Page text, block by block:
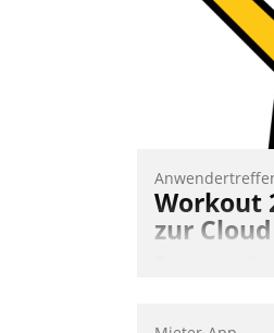
Workout
zur Cloud